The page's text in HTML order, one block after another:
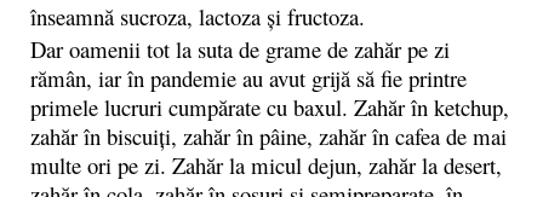
înseamnă sucroza, lactoza şi fructoza.
Dar oamenii tot la suta de grame de zahăr pe zi
rămân, iar în pandemie au avut grijă să fie printre
primele lucruri cumpărate cu baxul. Zahăr în ketchup,
zahăr în biscuiți, zahăr în pâine, zahăr în cafea de mai
multe ori pe zi. Zahăr la micul dejun, zahăr la desert,